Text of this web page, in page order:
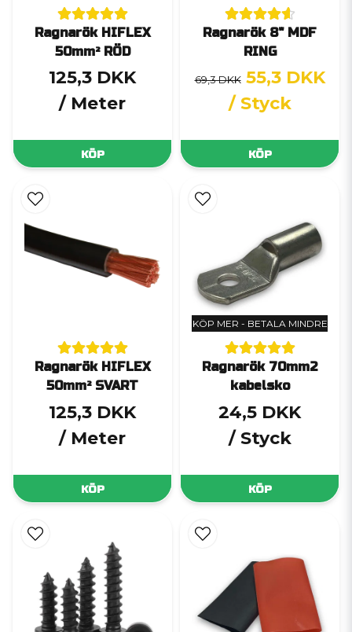
Ragnarök HIFLEX
50mm² RÖD
125,3 DKK
/ Meter
KÖP
Ragnarök 8" MDF
RING
69,3 DKK 55,3 DKK
/ Styck
KÖP
Ragnarök HIFLEX
50mm² SVART
125,3 DKK
/ Meter
KÖP
KÖP MER - BETALA MINDRE
Ragnarök 70mm2
kabelsko
24,5 DKK
/ Styck
KÖP